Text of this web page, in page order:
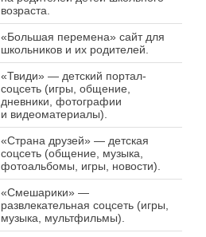
возраста.
«Большая перемена» сайт для
школьников и их родителей.
«Твиди» — детский портал-
соцсеть (игры, общение,
дневники, фотографии
и видеоматериалы).
«Страна друзей» — детская
соцсеть (общение, музыка,
фотоальбомы, игры, новости).
«Смешарики» —
развлекательная соцсеть (игры,
музыка, мультфильмы).